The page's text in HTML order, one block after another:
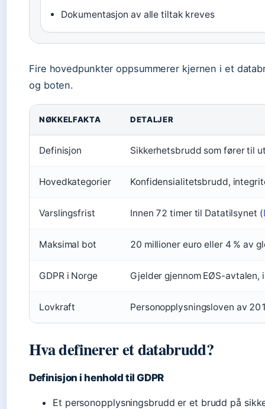
Dokumentasjon av alle tiltak kreves
Fire hovedpunkter oppsummerer kjernen i et
og boten.
NØKKELFAKTA DETALJER
Definisjon Sikkerhetsbrudd som fører til
Hovedkategorier Konfidensialitetsbrudd,
Varslingsfrist Innen 72 timer til Datatilsynet (
Maksimal bot 20 millioner euro eller 4 % av
GDPR i Norge Gjelder gjennom EØS-avtalen,
Lovkraft Personopplysningsloven av
Hva definerer et databrudd?
Definisjon i henhold til GDPR
Et personopplysningsbrudd er et brudd på